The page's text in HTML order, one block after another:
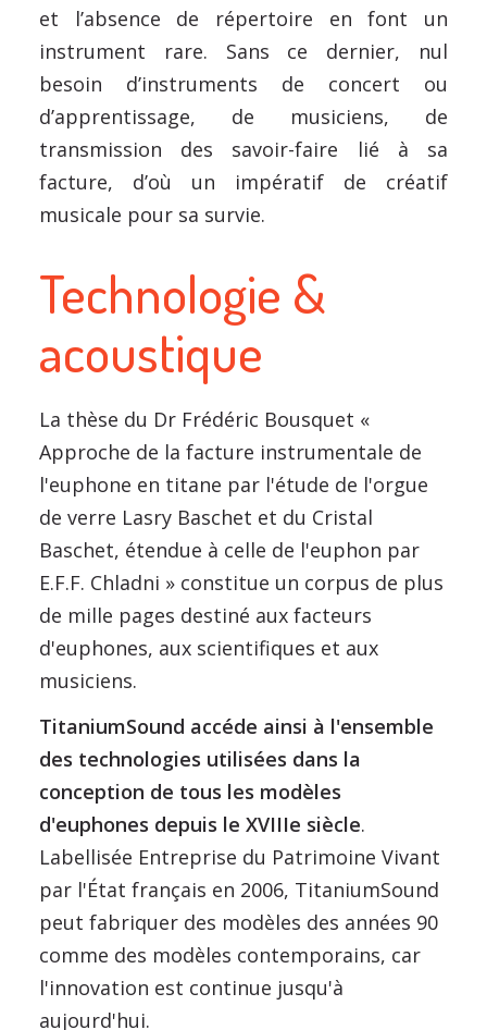
et l’absence de répertoire en font un
instrument rare. Sans ce dernier, nul
besoin d’instruments de concert ou
d’apprentissage, de musiciens, de
transmission des savoir-faire lié à sa
facture, d’où un impératif de créatif
musicale pour sa survie.
Technologie &
acoustique
La thèse du Dr Frédéric Bousquet «
Approche de la facture instrumentale de
l'euphone en titane par l'étude de l'orgue
de verre Lasry Baschet et du Cristal
Baschet, étendue à celle de l'euphon par
E.F.F. Chladni » constitue un corpus de plus
de mille pages destiné aux facteurs
d'euphones, aux scientifiques et aux
musiciens.
TitaniumSound accéde ainsi à l'ensemble
des technologies utilisées dans la
conception de tous les modèles
d'euphones depuis le XVIIIe siècle.
Labellisée Entreprise du Patrimoine Vivant
par l'État français en 2006, TitaniumSound
peut fabriquer des modèles des années 90
comme des modèles contemporains, car
l'innovation est continue jusqu'à
aujourd'hui.